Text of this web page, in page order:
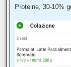
Proteine, 30-10%